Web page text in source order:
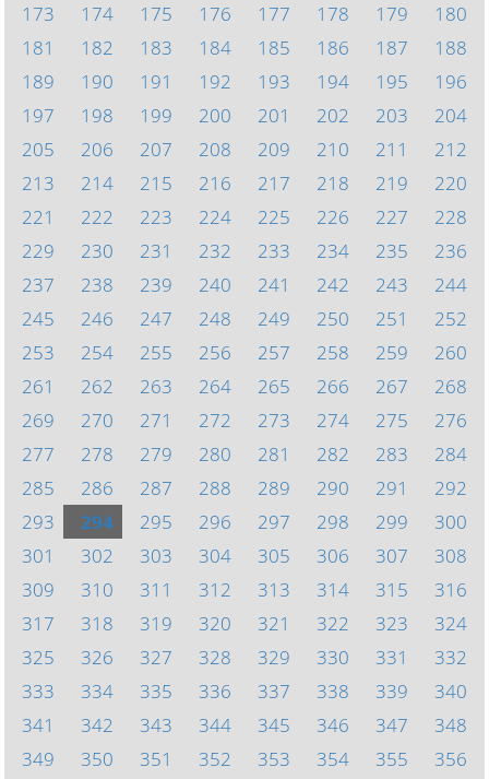
173
174 175 176 177 178 179
180
181
182 183 184 185 186 187
188
189
190 191 192 193 194 195
196
197
198 199 200 201 202 203
204
205
206 207 208 209 210 211
212
213
214 215 216 217 218 219
220
221
222 223 224 225 226 227
228
229
230 231 232 233 234 235
236
237
238 239 240 241 242 243
244
245
246 247 248 249 250 251
252
253
254 255 256 257 258 259
260
261
262 263 264 265 266 267
268
269
270 271 272 273 274 275
276
277
278 279 280 281 282 283
284
285
286 287 288 289 290 291
292
293
294 295 296 297 298 299
300
301
302 303 304 305 306 307
308
309
310 311 312 313 314 315
316
317
318 319 320 321 322 323
324
325
326 327 328 329 330 331
332
333
334 335 336 337 338 339
340
341
342 343 344 345 346 347
348
349
350 351 352 353 354 355 356